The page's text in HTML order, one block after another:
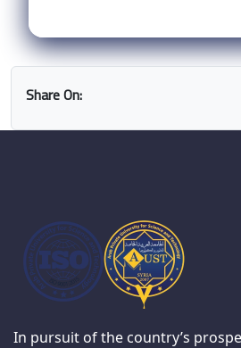
Share On:
In pursuit of the country’s